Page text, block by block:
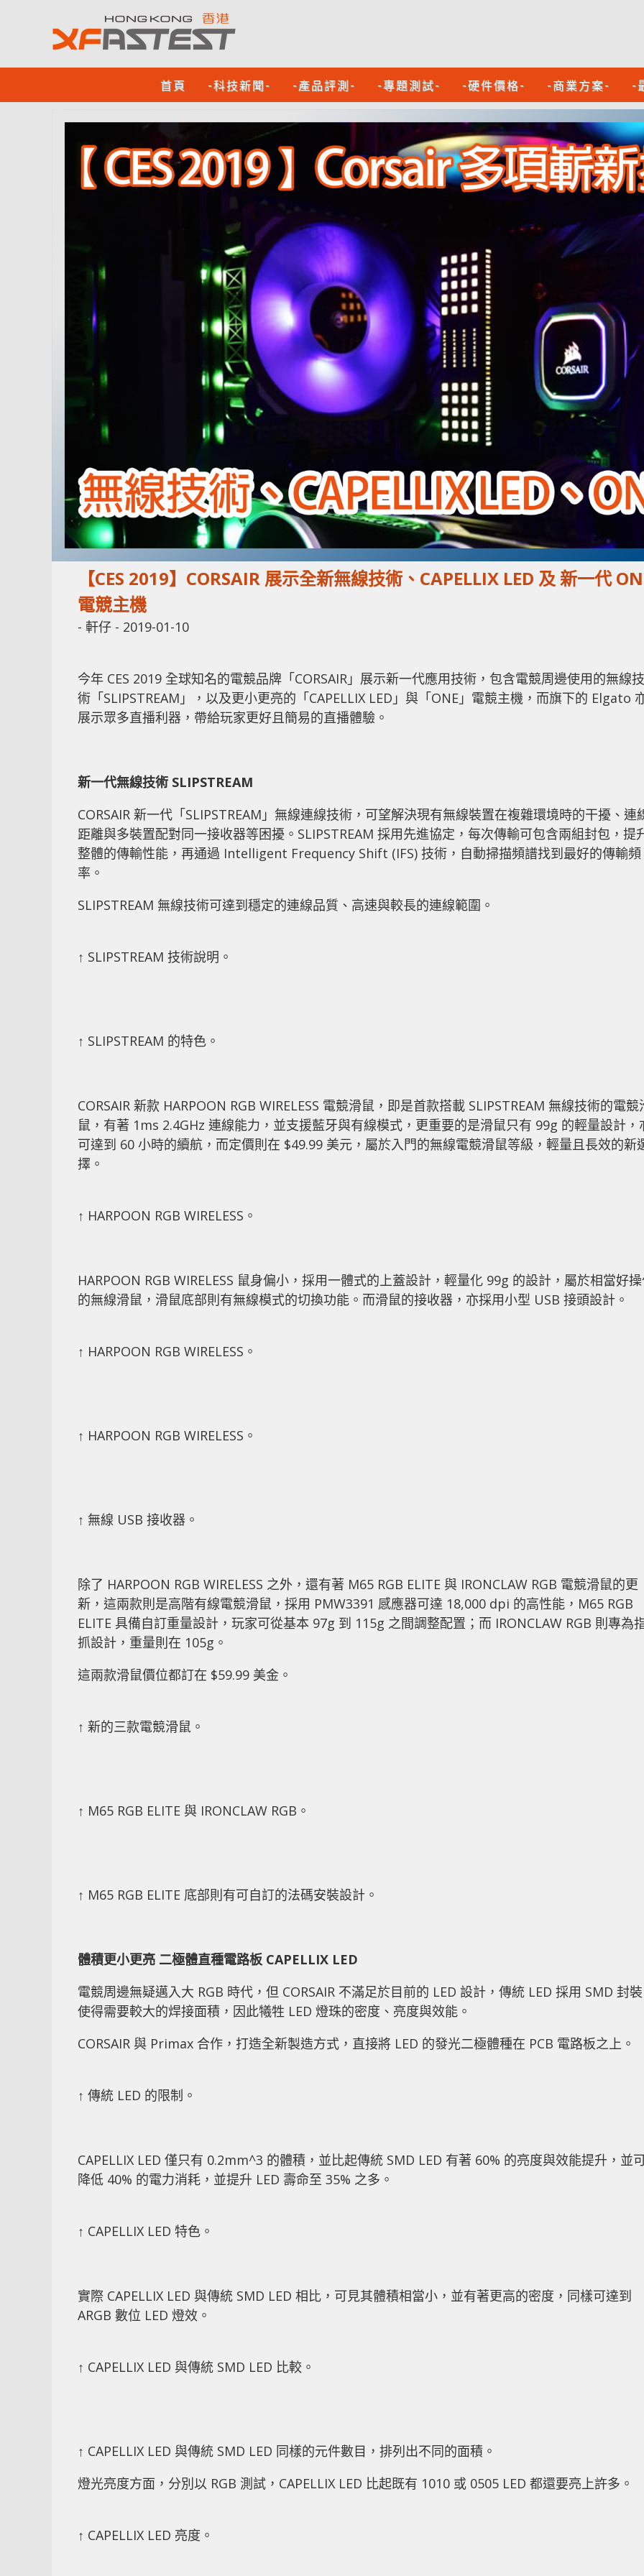
首頁 -科技新聞- -產品評測- -專題測試- -硬件價格- -商業方案- -
【CES 2019】CORSAIR 展示全新無線技術、CAPELLIX LED 及 新一代
電競主機
- 軒仔 - 2019-01-10
今年 CES 2019 全球知名的電競品牌「CORSAIR」展示新一代應用技術，包含電競周邊使用的無線技
術「SLIPSTREAM」，以及更小更亮的「CAPELLIX LED」與「ONE」電競主機，而旗下的 Elgato
展示眾多直播利器，帶給玩家更好且簡易的直播體驗。
新一代無線技術 SLIPSTREAM
CORSAIR 新一代「SLIPSTREAM」無線連線技術，可望解決現有無線裝置在複雜環境時的干擾、連
距離與多裝置配對同一接收器等困擾。SLIPSTREAM 採用先進協定，每次傳輸可包含兩組封包，提
整體的傳輸性能，再通過 Intelligent Frequency Shift (IFS) 技術，自動掃描頻譜找到最好的傳輸頻
率。
SLIPSTREAM 無線技術可達到穩定的連線品質、高速與較長的連線範圍。
↑ SLIPSTREAM 技術說明。
↑ SLIPSTREAM 的特色。
CORSAIR 新款 HARPOON RGB WIRELESS 電競滑鼠，即是首款搭載 SLIPSTREAM 無線技術的電競
鼠，有著 1ms 2.4GHz 連線能力，並支援藍牙與有線模式，更重要的是滑鼠只有 99g 的輕量設計，
可達到 60 小時的續航，而定價則在 $49.99 美元，屬於入門的無線電競滑鼠等級，輕量且長效的新
擇。
↑ HARPOON RGB WIRELESS。
HARPOON RGB WIRELESS 鼠身偏小，採用一體式的上蓋設計，輕量化 99g 的設計，屬於相當好
的無線滑鼠，滑鼠底部則有無線模式的切換功能。而滑鼠的接收器，亦採用小型 USB 接頭設計。
↑ HARPOON RGB WIRELESS。
↑ HARPOON RGB WIRELESS。
↑ 無線 USB 接收器。
除了 HARPOON RGB WIRELESS 之外，還有著 M65 RGB ELITE 與 IRONCLAW RGB 電競滑鼠的更
新，這兩款則是高階有線電競滑鼠，採用 PMW3391 感應器可達 18,000 dpi 的高性能，M65 RGB
ELITE 具備自訂重量設計，玩家可從基本 97g 到 115g 之間調整配置；而 IRONCLAW RGB 則專為
抓設計，重量則在 105g。
這兩款滑鼠價位都訂在 $59.99 美金。
↑ 新的三款電競滑鼠。
↑ M65 RGB ELITE 與 IRONCLAW RGB。
↑ M65 RGB ELITE 底部則有可自訂的法碼安裝設計。
體積更小更亮 二極體直種電路板 CAPELLIX LED
電競周邊無疑邁入大 RGB 時代，但 CORSAIR 不滿足於目前的 LED 設計，傳統 LED 採用 SMD 封
使得需要較大的焊接面積，因此犧牲 LED 燈珠的密度、亮度與效能。
CORSAIR 與 Primax 合作，打造全新製造方式，直接將 LED 的發光二極體種在 PCB 電路板之上。
↑ 傳統 LED 的限制。
CAPELLIX LED 僅只有 0.2mm^3 的體積，並比起傳統 SMD LED 有著 60% 的亮度與效能提升，並
降低 40% 的電力消耗，並提升 LED 壽命至 35% 之多。
↑ CAPELLIX LED 特色。
實際 CAPELLIX LED 與傳統 SMD LED 相比，可見其體積相當小，並有著更高的密度，同樣可達到
ARGB 數位 LED 燈效。
↑ CAPELLIX LED 與傳統 SMD LED 比較。
↑ CAPELLIX LED 與傳統 SMD LED 同樣的元件數目，排列出不同的面積。
燈光亮度方面，分別以 RGB 測試，CAPELLIX LED 比起既有 1010 或 0505 LED 都還要亮上許多。
↑ CAPELLIX LED 亮度。